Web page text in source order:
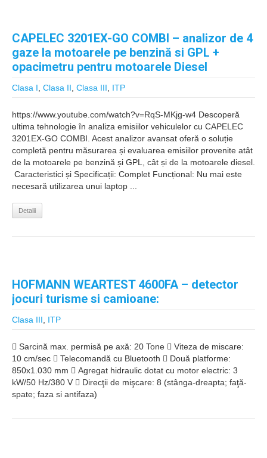
CAPELEC 3201EX-GO COMBI – analizor de 4
gaze la motoarele pe benzină si GPL +
opacimetru pentru motoarele Diesel
Clasa I Clasa II Clasa III ITP
https://www.youtube.com/watch?v=RqS-MKjg-w4 Descoperă
ultima tehnologie în analiza emisiilor vehiculelor cu CAPELEC
3201EX-GO COMBI. Acest analizor avansat oferă o soluție
completă pentru măsurarea și evaluarea emisiilor provenite atât
de la motoarele pe benzină și GPL, cât și de la motoarele diesel.
️ Caracteristici și Specificații: Complet Funcțional: Nu mai este
necesară utilizarea unui laptop ...
Detalii
HOFMANN WEARTEST 4600FA – detector
jocuri turisme si camioane:
Clasa III ITP
 Sarcină max. permisă pe axă: 20 Tone  Viteza de miscare:
10 cm/sec  Telecomandă cu Bluetooth  Două platforme:
850x1.030 mm  Agregat hidraulic dotat cu motor electric: 3
kW/50 Hz/380 V  Direcţii de mişcare: 8 (stânga-dreapta; faţă-
spate; faza si antifaza)